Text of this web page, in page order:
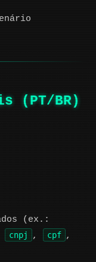
(PT/BR)
(ex.:
cnpj , cpf ,